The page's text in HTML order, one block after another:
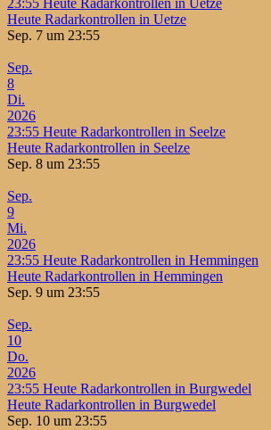
23:55 Heute Radarkontrollen in Uetze
Heute Radarkontrollen in Uetze
Sep. 7 um 23:55
Sep.
8
Di.
2026
23:55 Heute Radarkontrollen in Seelze
Heute Radarkontrollen in Seelze
Sep. 8 um 23:55
Sep.
9
Mi.
2026
23:55 Heute Radarkontrollen in Hemmingen
Heute Radarkontrollen in Hemmingen
Sep. 9 um 23:55
Sep.
10
Do.
2026
23:55 Heute Radarkontrollen in Burgwedel
Heute Radarkontrollen in Burgwedel
Sep. 10 um 23:55